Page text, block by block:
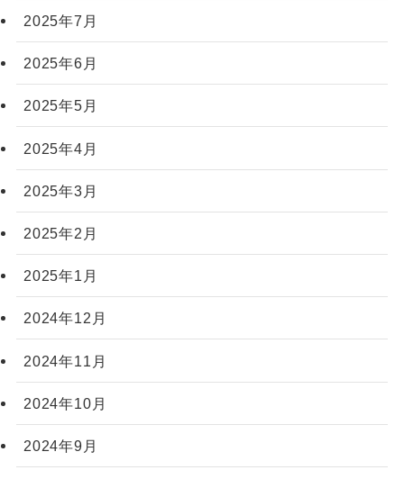
2025年7月
2025年6月
2025年5月
2025年4月
2025年3月
2025年2月
2025年1月
2024年12月
2024年11月
2024年10月
2024年9月